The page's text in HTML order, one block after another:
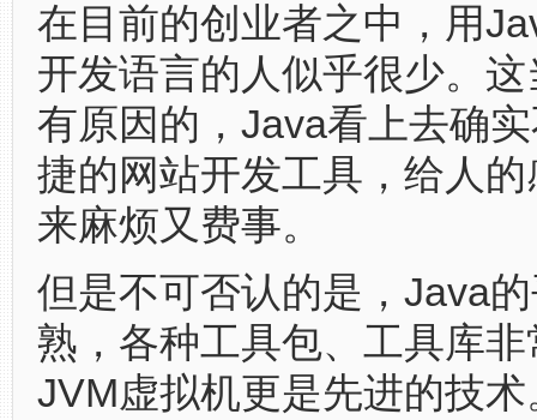
在目前的创业者之中，用
开发语言的人似乎很少。
有原因的，Java看上去确
捷的网站开发工具，给人
来麻烦又费事。
但是不可否认的是，Java
熟，各种工具包、工具库
JVM虚拟机更是先进的技